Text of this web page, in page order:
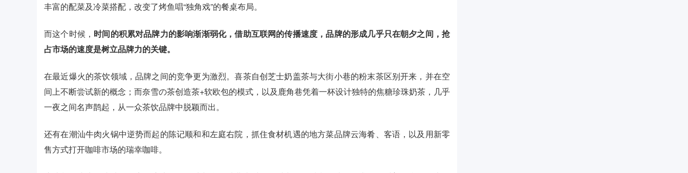
丰富的配菜及冷菜搭配，改变了烤鱼唱“独角戏”的餐桌布局。
而这个时候， 时间的积累对品牌力的影响渐渐弱化，借助互联网的传播速度，品牌的形成几乎只在朝夕之间，抢
占市场的速度是树立品牌力的关键。
在最近爆火的茶饮领域，品牌之间的竞争更为激烈。喜茶自创芝士奶盖茶与大街小巷的粉末茶区别开来，并在空
间上不断尝试新的概念；而奈雪の茶创造茶+软欧包的模式，以及鹿角巷凭着一杯设计独特的焦糖珍珠奶茶，几乎
一夜之间名声鹊起，从一众茶饮品牌中脱颖而出。
还有在潮汕牛肉火锅中逆势而起的陈记顺和和左庭右院，抓住食材机遇的地方菜品牌云海肴、客语，以及用新零
售方式打开咖啡市场的瑞幸咖啡。